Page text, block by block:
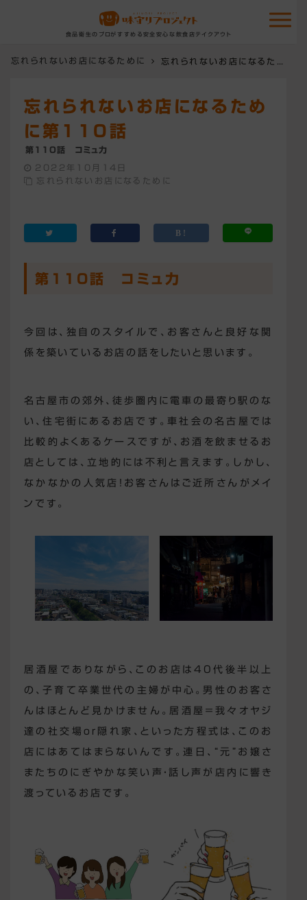
食品衛生のプロがすすめる安全安心な飲食店テイクアウト
忘れられないお店になるために
忘れられないお店になるため
に第110話
第110話 コミュ力
2022年10月14日
忘れられないお店になるために
第110話 コミュ力
今回は、独自のスタイルで、お客さんと良好な関
係を築いているお店の話をしたいと思います。
名古屋市の郊外、徒歩圏内に電車の最寄り駅のな
い、住宅街にあるお店です。車社会の名古屋では
比較的よくあるケースですが、お酒を飲ませるお
店としては、立地的には不利と言えます。しかし、
なかなかの人気店！お客さんはご近所さんがメイ
ンです。
居酒屋でありながら、このお店は40代後半以上
の、子育て卒業世代の主婦が中心。男性のお客さ
んはほとんど見かけません。居酒屋＝我々オヤジ
達の社交場or隠れ家、といった方程式は、このお
店にはあてはまらないんです。連日、“元”お嬢さ
またちのにぎやかな笑い声・話し声が店内に響き
渡っているお店です。